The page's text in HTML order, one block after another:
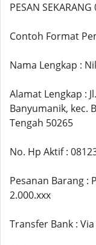
PESAN
Contoh Format
Nama Lengkap :
Alamat Lengkap :
Banyumanik, kec.
Tengah 50265
No. Hp Aktif :
Pesanan Barang :
2.000.xxx
Transfer Bank :